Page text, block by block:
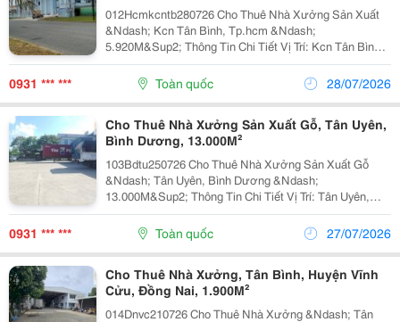
012Hcmkcntb280726 Cho Thuê Nhà Xưởng Sản Xuất
&Ndash; Kcn Tân Bình, Tp.hcm &Ndash;
5.920M&Sup2; Thông Tin Chi Tiết Vị Trí: Kcn Tân Bình,
Tp.hcm Tổng Diện Tích Khuôn Viên: 10.810M&Sup2;
Diện Tích Sử Dụng Tổng Diện Tích Xây Dựng:
5.920M&Sup2;...
0931 *** *** Toàn quốc 28/07/2026
Cho Thuê Nhà Xưởng Sản Xuất Gỗ, Tân Uyên,
Bình Dương, 13.000M²
103Bdtu250726 Cho Thuê Nhà Xưởng Sản Xuất Gỗ
&Ndash; Tân Uyên, Bình Dương &Ndash;
13.000M&Sup2; Thông Tin Chi Tiết Vị Trí: Tân Uyên,
Bình Dương Tổng Diện Tích Khuôn Viên:
13.000M&Sup2; Diện Tích Sử Dụng Diện Tích Nhà
Xưởng + Kho:...
0931 *** *** Toàn quốc 27/07/2026
Cho Thuê Nhà Xưởng, Tân Bình, Huyện Vĩnh
Cửu, Đồng Nai, 1.900M²
014Dnvc210726 Cho Thuê Nhà Xưởng &Ndash; Tân